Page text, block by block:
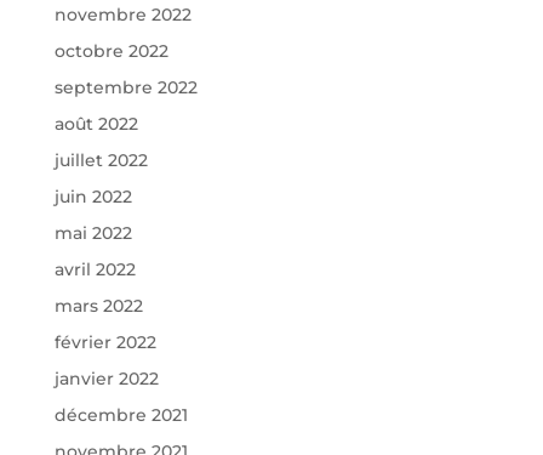
novembre 2022
octobre 2022
septembre 2022
août 2022
juillet 2022
juin 2022
mai 2022
avril 2022
mars 2022
février 2022
janvier 2022
décembre 2021